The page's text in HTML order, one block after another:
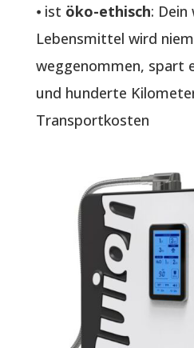
⦁ ist öko-ethisch:
Lebensmittel wird
weggenommen, spart
und hunderte
Transportkosten